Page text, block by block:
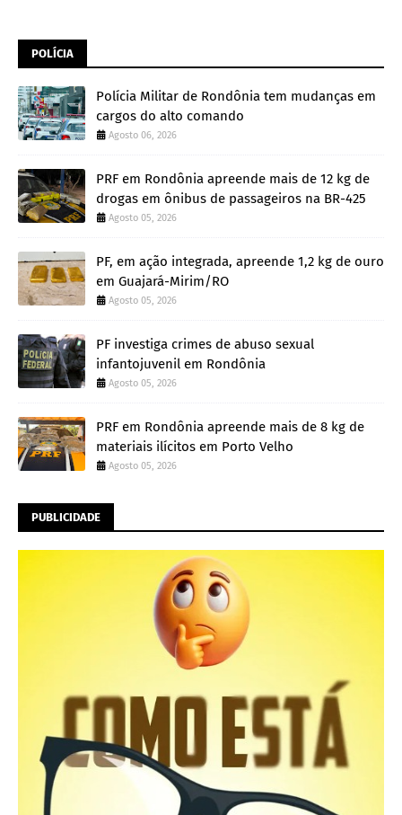
POLÍCIA
Polícia Militar de Rondônia tem mudanças em
cargos do alto comando
Agosto 06, 2026
PRF em Rondônia apreende mais de 12 kg de
drogas em ônibus de passageiros na BR-425
Agosto 05, 2026
PF, em ação integrada, apreende 1,2 kg de ouro
em Guajará-Mirim/RO
Agosto 05, 2026
PF investiga crimes de abuso sexual
infantojuvenil em Rondônia
Agosto 05, 2026
PRF em Rondônia apreende mais de 8 kg de
materiais ilícitos em Porto Velho
Agosto 05, 2026
PUBLICIDADE